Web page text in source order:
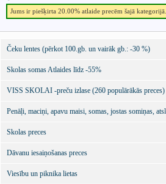
Jums ir piešķirta 20.00% atlaide precēm šajā kategorijā.
Čeku lentes (pērkot 100.gb. un vairāk gb.: -30 %)
Skolas somas Atlaides līdz -55%
VISS SKOLAI -preču izlase (260 populārākās preces)
Penāļi, maciņi, apavu maisi, somas, jostas somiņas,
Skolas preces
Dāvanu iesaiņošanas preces
Viesību un piknika lietas